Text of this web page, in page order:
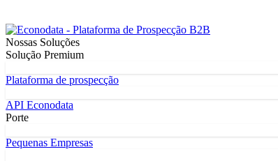
Nossas Soluções
Solução Premium
Plataforma de prospecção
API Econodata
Porte
Pequenas Empresas